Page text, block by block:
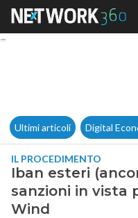
Ultimi articoli Digital
IL PROCEDIMENTO
Iban esteri
sanzioni in vista
Wind